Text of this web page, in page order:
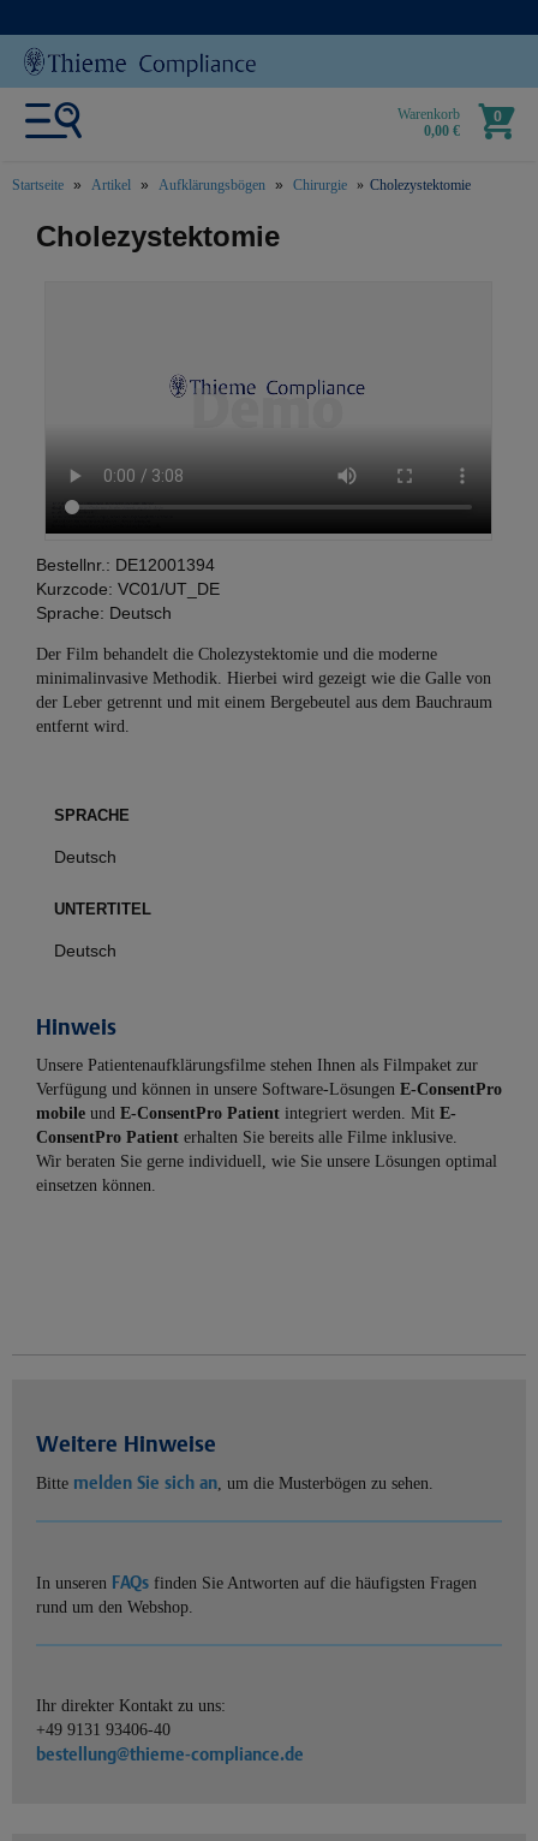
Warenkorb
0,00 €
0
Startseite Artikel Aufklärungsbögen Chirurgie Cholezystektomie
text.skipToContent
text.skipToNavigation
Cholezystektomie
Bestellnr.: DE12001394
Kurzcode: VC01/UT_DE
Sprache: Deutsch
Der Film behandelt die Cholezystektomie und die moderne
minimalinvasive Methodik. Hierbei wird gezeigt wie die Galle von
der Leber getrennt und mit einem Bergebeutel aus dem Bauchraum
entfernt wird.
SPRACHE
Deutsch
UNTERTITEL
Deutsch
Hinweis
Unsere Patientenaufklärungsfilme stehen Ihnen als Filmpaket zur
Verfügung und können in unsere Software-Lösungen E-ConsentPro
mobile und E-ConsentPro Patient integriert werden. Mit E-
ConsentPro Patient erhalten Sie bereits alle Filme inklusive.
Wir beraten Sie gerne individuell, wie Sie unsere Lösungen optimal
einsetzen können.
Weitere Hinweise
Bitte melden Sie sich an , um die Musterbögen zu sehen.
In unseren FAQs finden Sie Antworten auf die häufigsten Fragen
rund um den Webshop.
Ihr direkter Kontakt zu uns:
+49 9131 93406-40
bestellung@thieme-compliance.de